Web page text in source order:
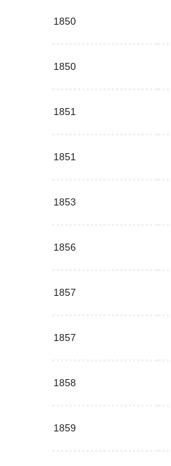
1850
1850
1851
1851
1853
1856
1857
1857
1858
1859